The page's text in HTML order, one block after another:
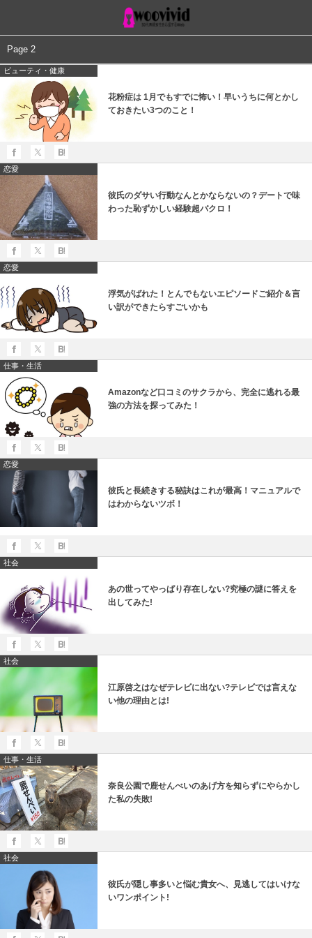
Page 2
ビューティ・健康
花粉症は 1月でもすでに怖い！早いうちに何とかし
ておきたい3つのこと！
恋愛
彼氏のダサい行動なんとかならないの？デートで味
わった恥ずかしい経験超バクロ！
恋愛
浮気がばれた！とんでもないエピソードご紹介＆言
い訳ができたらすごいかも
仕事・生活
Amazonなど口コミのサクラから、完全に逃れる最
強の方法を探ってみた！
恋愛
彼氏と長続きする秘訣はこれが最高！マニュアルで
はわからないツボ！
社会
あの世ってやっぱり存在しない?究極の謎に答えを
出してみた!
社会
江原啓之はなぜテレビに出ない?テレビでは言えな
い他の理由とは!
仕事・生活
奈良公園で鹿せんべいのあげ方を知らずにやらかし
た私の失敗!
社会
彼氏が隠し事多いと悩む貴女へ、見逃してはいけな
いワンポイント!